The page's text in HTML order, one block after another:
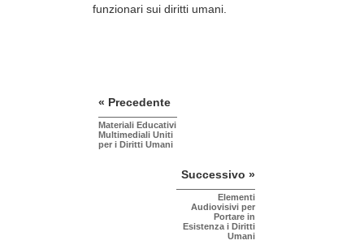
funzionari sui diritti umani.
« Precedente
Materiali Educativi
Multimediali Uniti
per i Diritti Umani
Successivo »
Elementi
Audiovisivi per
Portare in
Esistenza i Diritti
Umani